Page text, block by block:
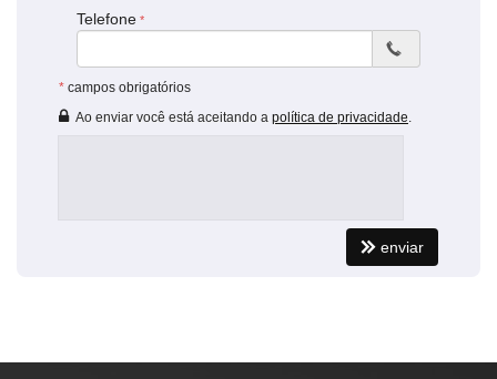
Telefone
* campos obrigatórios
Ao enviar você está aceitando a política de privacidade
enviar